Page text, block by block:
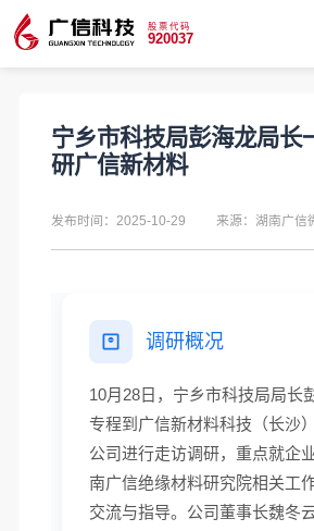
股票代码
920037
宁乡市科技局彭海龙局长
研广信新材料
发布时间：2025-10-29 来源：湖南广信
调研概况
10月28日，宁乡市科技局局长
专程到广信新材料科技（长沙
公司进行走访调研，重点就企
南广信绝缘材料研究院相关工
交流与指导。公司董事长魏冬